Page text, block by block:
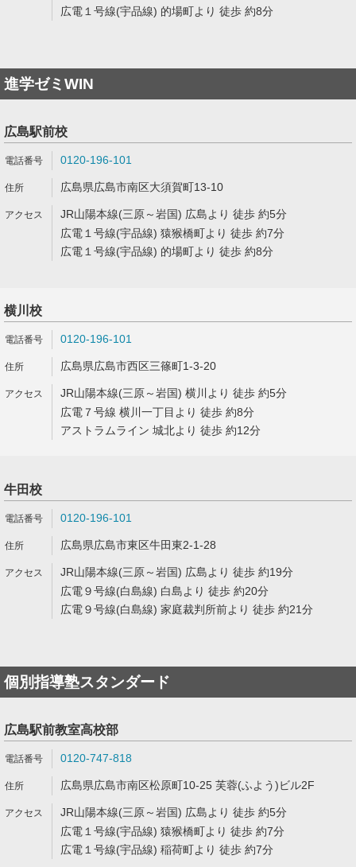
広電１号線(宇品線) 的場町より 徒歩 約8分
進学ゼミWIN
広島駅前校
0120-196-101
広島県広島市南区大須賀町13-10
JR山陽本線(三原～岩国) 広島より 徒歩 約5分
広電１号線(宇品線) 猿猴橋町より 徒歩 約7分
広電１号線(宇品線) 的場町より 徒歩 約8分
横川校
0120-196-101
広島県広島市西区三篠町1-3-20
JR山陽本線(三原～岩国) 横川より 徒歩 約5分
広電７号線 横川一丁目より 徒歩 約8分
アストラムライン 城北より 徒歩 約12分
牛田校
0120-196-101
広島県広島市東区牛田東2-1-28
JR山陽本線(三原～岩国) 広島より 徒歩 約19分
広電９号線(白島線) 白島より 徒歩 約20分
広電９号線(白島線) 家庭裁判所前より 徒歩 約21分
個別指導塾スタンダード
広島駅前教室高校部
0120-747-818
広島県広島市南区松原町10-25 芙蓉(ふよう)ビル2F
JR山陽本線(三原～岩国) 広島より 徒歩 約5分
広電１号線(宇品線) 猿猴橋町より 徒歩 約7分
広電１号線(宇品線) 稲荷町より 徒歩 約7分